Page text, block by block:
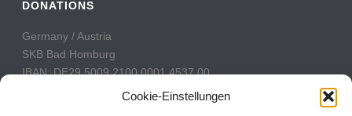
Cookie-Einstellungen
DONATIONS
Germany / Austria
SKB Bad Homburg
IBAN: DE29 5009 2100 0001 4537 00
BIC: GENODE51BH2